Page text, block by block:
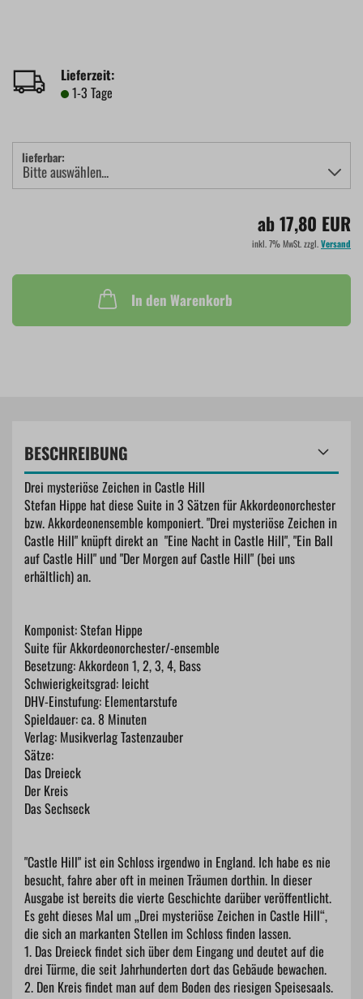
Lieferzeit:
1-3 Tage
lieferbar:
ab 17,80 EUR
inkl. 7% MwSt. zzgl.Versand
In den Warenkorb
BESCHREIBUNG
Drei mysteriöse Zeichen in Castle Hill
Stefan Hippe hat diese Suite in 3 Sätzen für Akkordeonorchester
bzw. Akkordeonensemble komponiert. "Drei mysteriöse Zeichen in
Castle Hill" knüpft direkt an "Eine Nacht in Castle Hill", "Ein Ball
auf Castle Hill" und "Der Morgen auf Castle Hill" (bei uns
erhältlich) an.
Komponist: Stefan Hippe
Suite für Akkordeonorchester/-ensemble
Besetzung: Akkordeon 1, 2, 3, 4, Bass
Schwierigkeitsgrad: leicht
DHV-Einstufung: Elementarstufe
Spieldauer: ca. 8 Minuten
Verlag: Musikverlag Tastenzauber
Sätze:
Das Dreieck
Der Kreis
Das Sechseck
"Castle Hill" ist ein Schloss irgendwo in England. Ich habe es nie
besucht, fahre aber oft in meinen Träumen dorthin. In dieser
Ausgabe ist bereits die vierte Geschichte darüber veröffentlicht.
Es geht dieses Mal um „Drei mysteriöse Zeichen in Castle Hill“,
die sich an markanten Stellen im Schloss finden lassen.
1. Das Dreieck findet sich über dem Eingang und deutet auf die
drei Türme, die seit Jahrhunderten dort das Gebäude bewachen.
2. Den Kreis findet man auf dem Boden des riesigen Speisesaals.